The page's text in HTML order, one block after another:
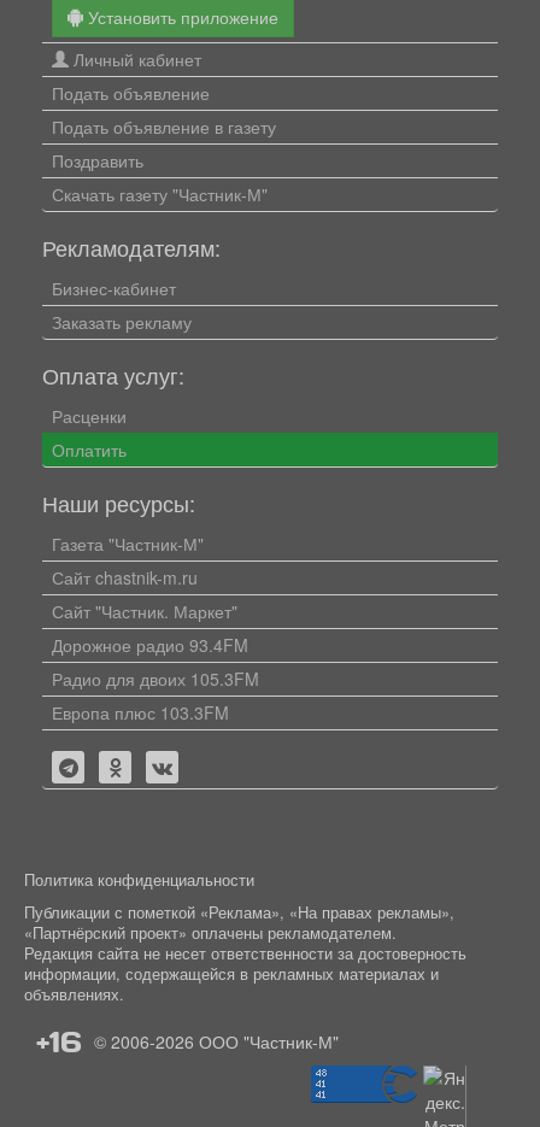
Установить приложение
Личный кабинет
Подать объявление
Подать объявление в газету
Поздравить
Скачать газету "Частник-М"
Рекламодателям:
Бизнес-кабинет
Заказать рекламу
Оплата услуг:
Расценки
Оплатить
Наши ресурсы:
Газета "Частник-М"
Сайт chastnik-m.ru
Сайт "Частник. Маркет"
Дорожное радио 93.4FM
Радио для двоих 105.3FM
Европа плюс 103.3FM
Политика конфиденциальности
Публикации с пометкой «Реклама», «На правах рекламы»,
«Партнёрский проект» оплачены рекламодателем.
Редакция сайта не несет ответственности за достоверность
информации, содержащейся в рекламных материалах и
объявлениях.
+16 © 2006-2026 ООО "Частник-М"